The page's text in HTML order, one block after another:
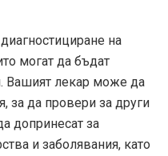
на
могат да бъдат
Вашият лекар може да
за да провери за други
допринесат за
и заболявания, като